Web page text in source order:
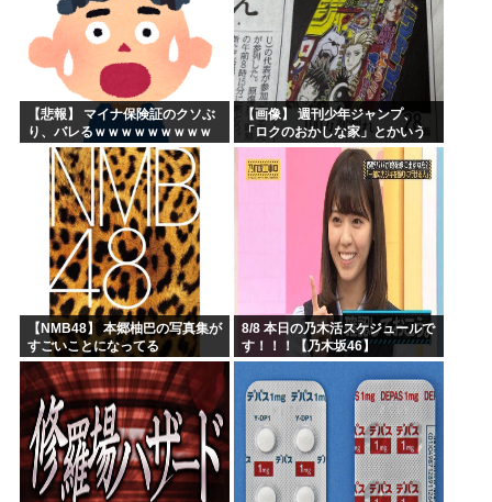
4時だから窓から4回安倍晋三連呼した
【画像】今期の覇権アニメが『天幕シャドウガール』に決まっ...
トランプの支持率低迷中の共和党、中間選挙では「民主党はも...
【悲報】 マイナ保険証のクソぶ
り、バレるｗｗｗｗｗｗｗｗｗ
【画像】 週刊少年ジャンプ、
「ロクのおかしな家」とかいう
微妙な漫画を巻頭カラーにした
せいで100万部切る
【NMB48】 本郷柚巴の写真集が
すごいことになってる
8/8 本日の乃木活スケジュールで
す！！！【乃木坂46】